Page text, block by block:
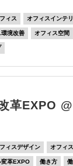
ィス オフィスインテ
境改善 オフィス空間
革EXPO
ィスデザイン オフィ
変革EXPO 働き方